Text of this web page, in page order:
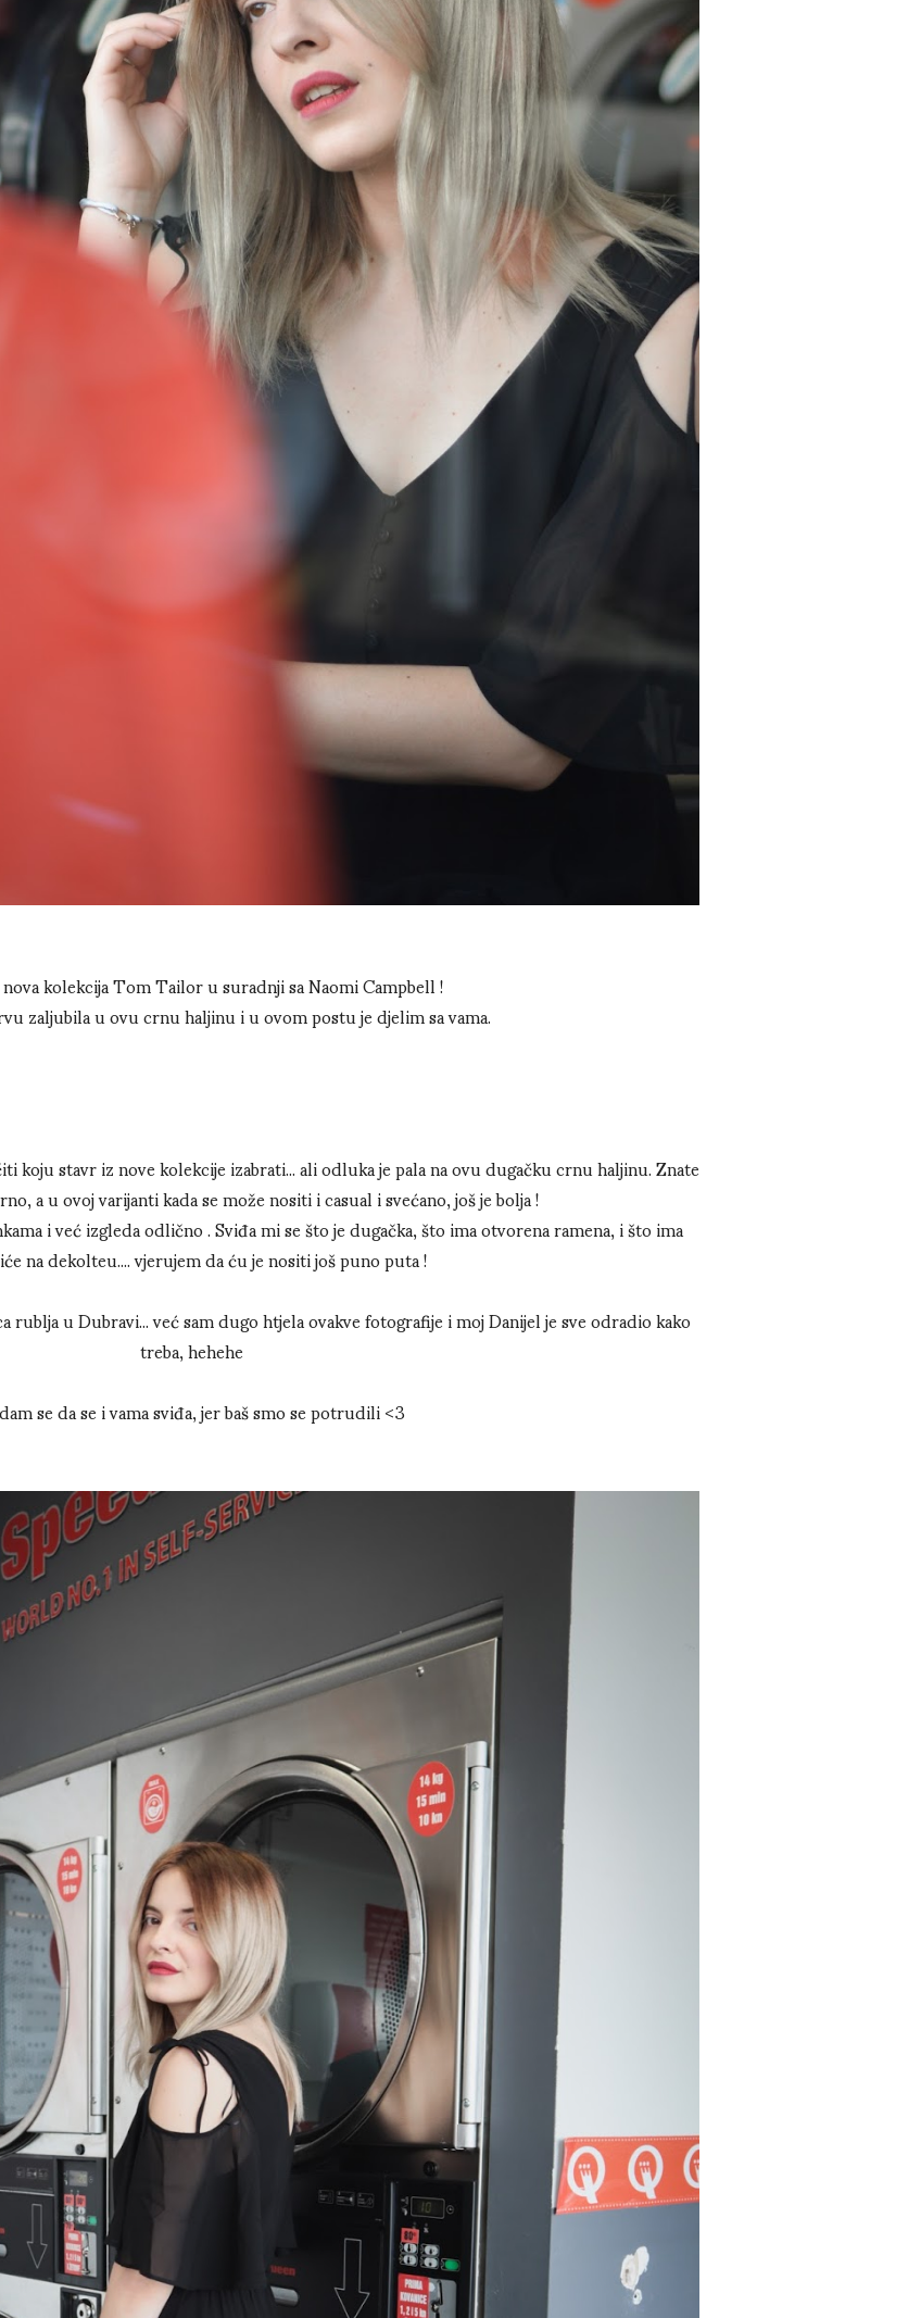
kolekcija Tom Tailor u suradnji sa Naomi Campbell !
zaljubila u ovu crnu haljinu i u ovom postu je djelim sa vama.
koju stavr iz nove kolekcije izabrati... ali odluka je pala na ovu dugačku crnu haljinu. Znate
a u ovoj varijanti kada se može nositi i casual i svećano, još je bolja !
i već izgleda odlično . Sviđa mi se što je dugačka, što ima otvorena ramena, i što ima
na dekolteu.... vjerujem da ću je nositi još puno puta !
rublja u Dubravi... već sam dugo htjela ovakve fotografije i moj Danijel je sve odradio kako
treba, hehehe
se da se i vama sviđa, jer baš smo se potrudili <3